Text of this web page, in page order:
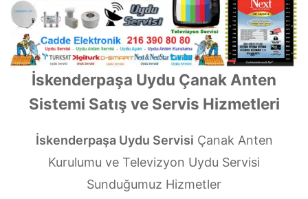
İskenderpaşa Uydu Çanak Anten
Sistemi Satış ve Servis Hizmetleri
İskenderpaşa Uydu Servisi Çanak Anten
Kurulumu ve Televizyon Uydu Servisi
Sunduğumuz Hizmetler